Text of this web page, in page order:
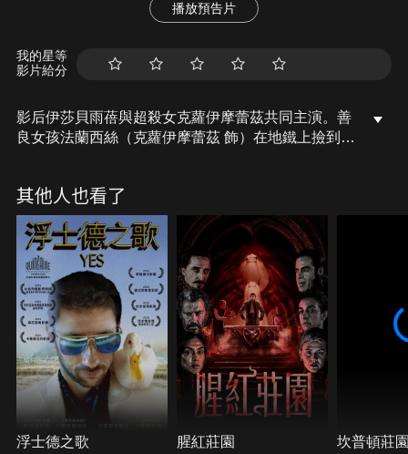
播放預告片
我的星等
影片給分
影后伊莎貝雨蓓與超殺女克蘿伊摩蕾茲共同主演。善
良女孩法蘭西絲（克蘿伊摩蕾茲 飾）在地鐵上撿到一
的兩人，一見如故，迅速成為如膠似漆的親密好友，
某天法蘭西絲卻發現葛莉塔竟有著不為人知的駭人秘
密，因而想要逃離她，但葛莉塔用盡一切恐怖手段，
就是要她一輩子陪著她…。
其他人也看了
浮士德之歌 腥紅莊園 坎普頓莊